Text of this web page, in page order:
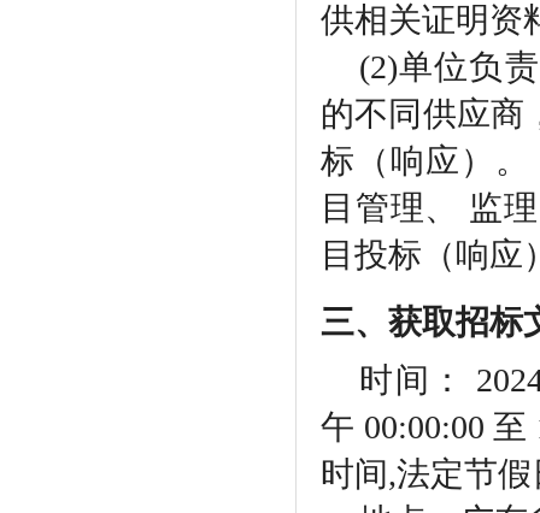
供相关证明资
(2)单位负
的不同供应商
标（响应）
目管理、 监
目投标（响应
三、获取招标
时间：
午 00:00:00 至
时间,法定节